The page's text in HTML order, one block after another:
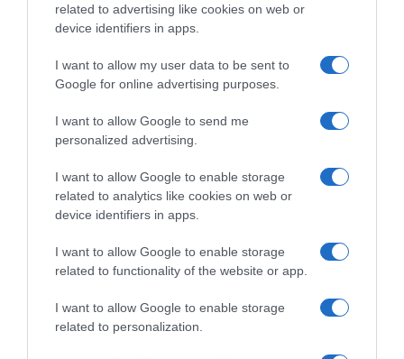
related to advertising like cookies on web or
device identifiers in apps.
I want to allow my user data to be sent to
Google for online advertising purposes.
I want to allow Google to send me
personalized advertising.
I want to allow Google to enable storage
related to analytics like cookies on web or
device identifiers in apps.
I want to allow Google to enable storage
related to functionality of the website or app.
I want to allow Google to enable storage
related to personalization.